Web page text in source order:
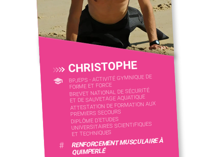
CHRISTOPHE
BPJEPS - ACTIVITÉ GYMNIQUE DE
FORME ET FORCE
BREVET NATIONAL DE SÉCURITÉ
ET DE SAUVETAGE AQUATIQUE
ATTESTATION DE FORMATION AUX
PREMIERS SECOURS
DIPLÔME D'ETUDES
UNIVERSITAIRES SCIENTIFIQUES
ET TECHNIQUES
# RENFORCEMENT MUSCULAIRE À
QUIMPERLÉ